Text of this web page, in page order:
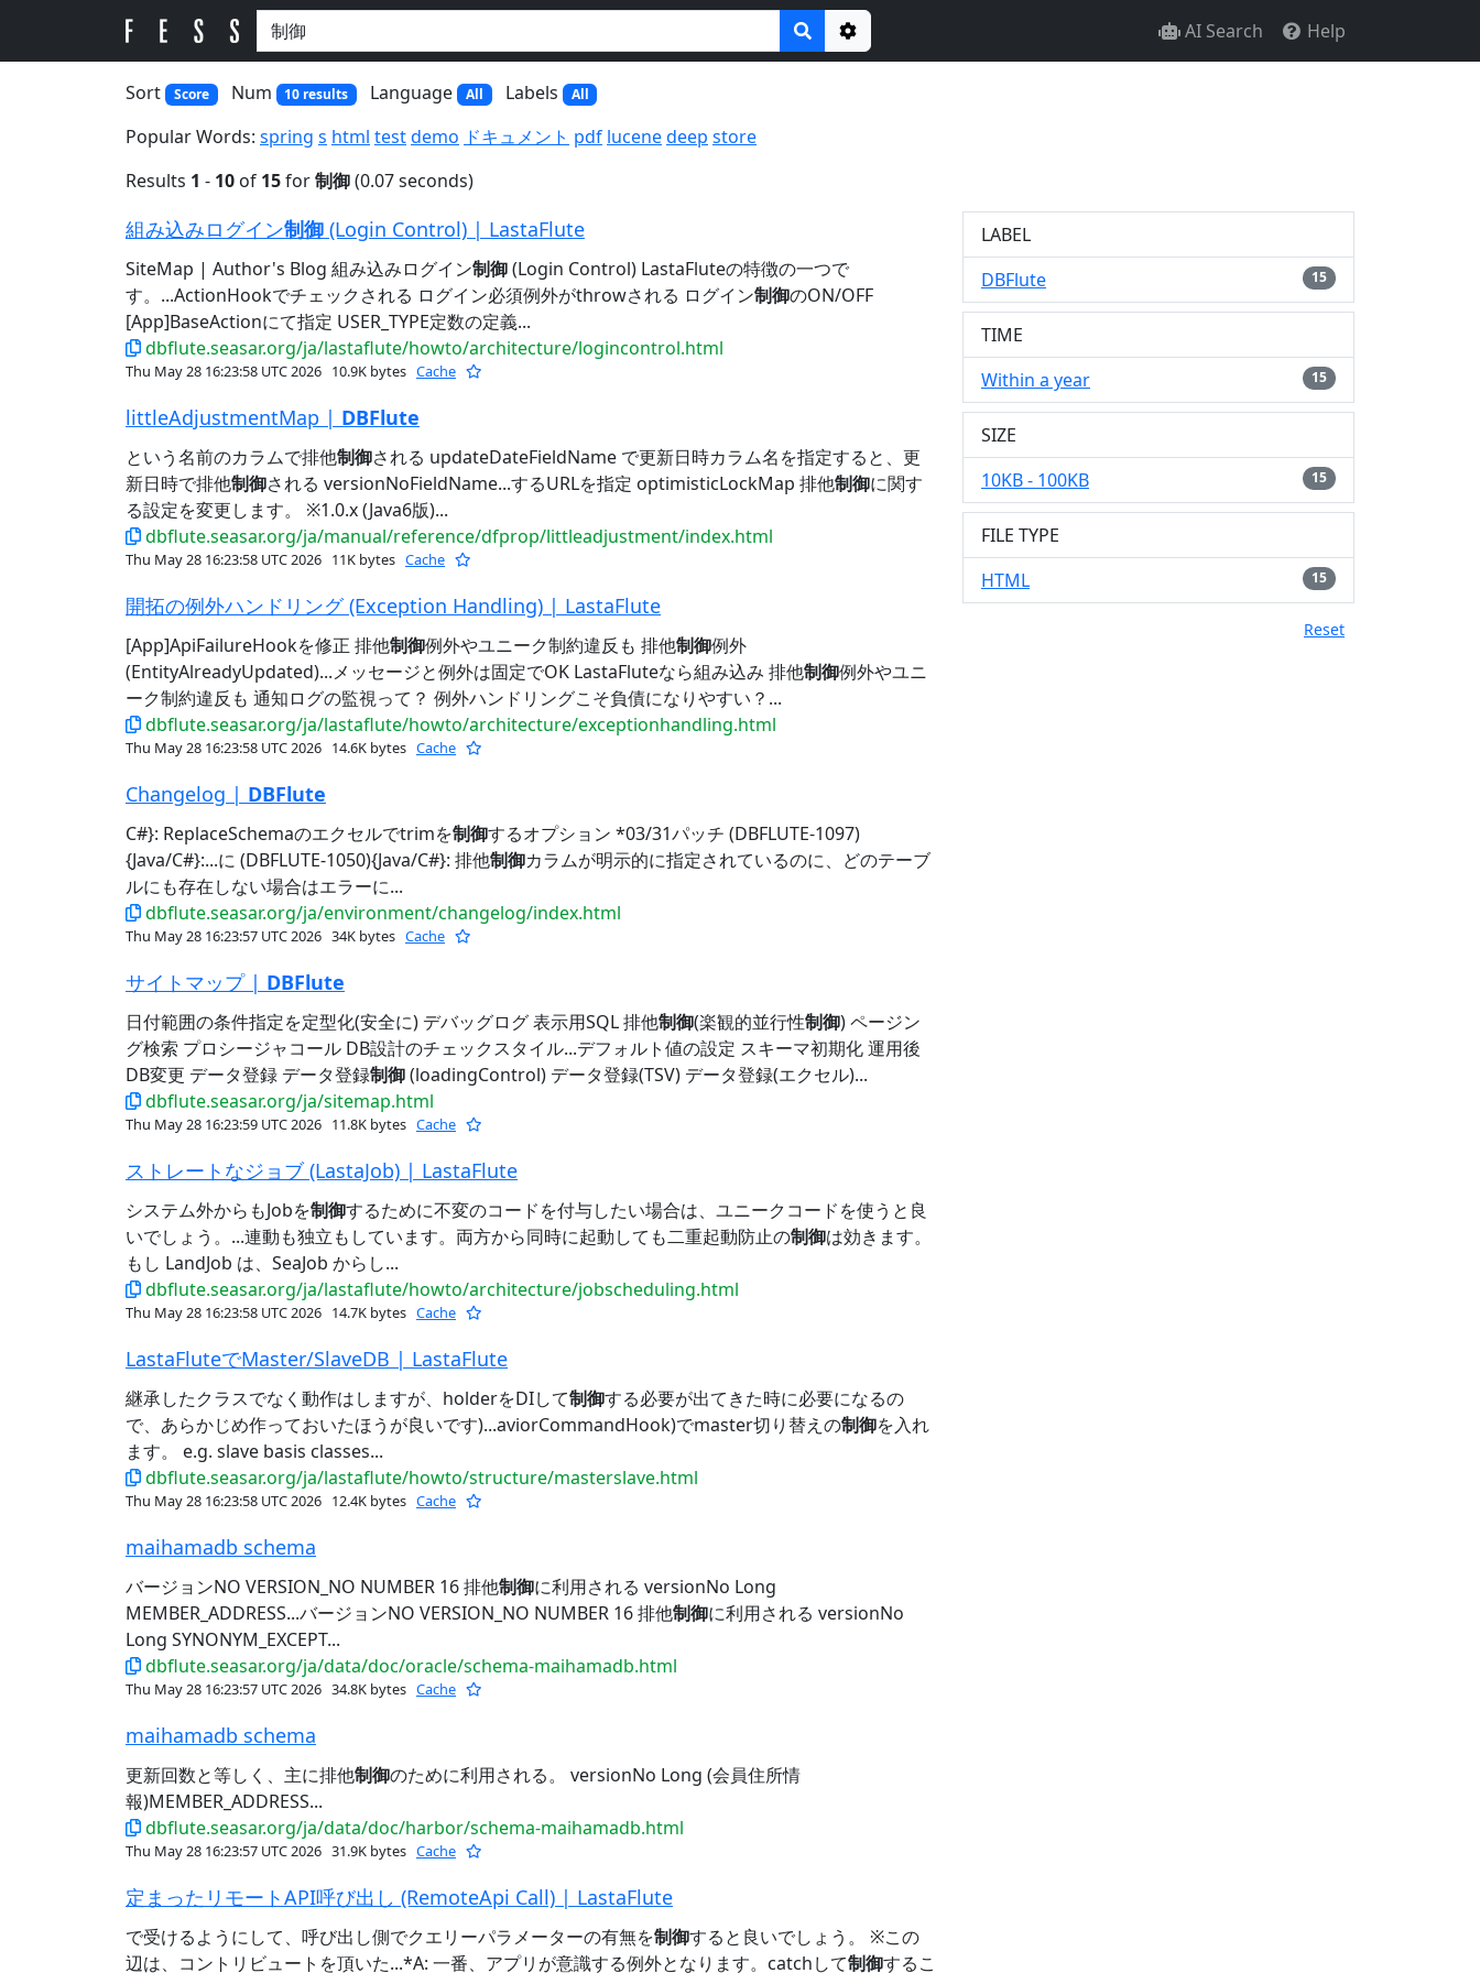
Options
AI Search Help
Sort Score Num 10 results Language All Labels All
Popular Words: spring s html testdemo ドキュメント pdf lucenedeep store
Results 1 - 10 of 15for制御(0.07 seconds)
組み込みログイン制御 (Login Control) | LastaFlute
SiteMap | Author's Blog 組み込みログイン制御(Login Control) LastaFluteの特徴の一つで
す。...ActionHookでチェックされる ログイン必須例外がthrowされる ログイン制御のON/OFF
[App]BaseActionにて指定 USER_TYPE定数の定義...
dbflute.seasar.org/ja/lastaflute/howto/architecture/logincontrol.html
Thu May 28 16:23:58 UTC 2026 10.9K bytes Cache
littleAdjustmentMap | DBFlute
という名前のカラムで排他制御される updateDateFieldName で更新日時カラム名を指定すると、更
新日時で排他制御される versionNoFieldName...するURLを指定 optimisticLockMap 排他制御に関す
る設定を変更します。 ※1.0.x (Java6版)...
dbflute.seasar.org/ja/manual/reference/dfprop/littleadjustment/index.html
Thu May 28 16:23:58 UTC 2026 11K bytes Cache
開拓の例外ハンドリング (Exception Handling) | LastaFlute
[App]ApiFailureHookを修正 排他制御例外やユニーク制約違反も 排他制御例外
(EntityAlreadyUpdated)...メッセージと例外は固定でOK LastaFluteなら組み込み 排他制御例外やユニ
ーク制約違反も 通知ログの監視って？ 例外ハンドリングこそ負債になりやすい？...
dbflute.seasar.org/ja/lastaflute/howto/architecture/exceptionhandling.html
Thu May 28 16:23:58 UTC 2026 14.6K bytes Cache
Changelog | DBFlute
C#}: ReplaceSchemaのエクセルでtrimを制御するオプション *03/31パッチ (DBFLUTE-1097)
{Java/C#}:...に (DBFLUTE-1050){Java/C#}: 排他制御カラムが明示的に指定されているのに、どのテーブ
ルにも存在しない場合はエラーに...
dbflute.seasar.org/ja/environment/changelog/index.html
Thu May 28 16:23:57 UTC 2026 34K bytes Cache
サイトマップ | DBFlute
日付範囲の条件指定を定型化(安全に) デバッグログ 表示用SQL 排他制御(楽観的並行性制御) ページン
グ検索 プロシージャコール DB設計のチェックスタイル...デフォルト値の設定 スキーマ初期化 運用後
DB変更 データ登録 データ登録制御(loadingControl) データ登録(TSV) データ登録(エクセル)...
dbflute.seasar.org/ja/sitemap.html
Thu May 28 16:23:59 UTC 2026 11.8K bytes Cache
ストレートなジョブ (LastaJob) | LastaFlute
システム外からもJobを制御するために不変のコードを付与したい場合は、ユニークコードを使うと良
いでしょう。...連動も独立もしています。両方から同時に起動しても二重起動防止の制御は効きます。
もし LandJob は、SeaJob からし...
dbflute.seasar.org/ja/lastaflute/howto/architecture/jobscheduling.html
Thu May 28 16:23:58 UTC 2026 14.7K bytes Cache
LastaFluteでMaster/SlaveDB | LastaFlute
継承したクラスでなく動作はしますが、holderをDIして制御する必要が出てきた時に必要になるの
で、あらかじめ作っておいたほうが良いです)...aviorCommandHook)でmaster切り替えの制御を入れ
ます。 e.g. slave basis classes...
dbflute.seasar.org/ja/lastaflute/howto/structure/masterslave.html
Thu May 28 16:23:58 UTC 2026 12.4K bytes Cache
maihamadb schema
バージョンNO VERSION_NO NUMBER 16 排他制御に利用される versionNo Long
MEMBER_ADDRESS...バージョンNO VERSION_NO NUMBER 16 排他制御に利用される versionNo
Long SYNONYM_EXCEPT...
dbflute.seasar.org/ja/data/doc/oracle/schema-maihamadb.html
Thu May 28 16:23:57 UTC 2026 34.8K bytes Cache
maihamadb schema
更新回数と等しく、主に排他制御のために利用される。 versionNo Long (会員住所情
報)MEMBER_ADDRESS...
dbflute.seasar.org/ja/data/doc/harbor/schema-maihamadb.html
Thu May 28 16:23:57 UTC 2026 31.9K bytes Cache
定まったリモートAPI呼び出し (RemoteApi Call) | LastaFlute
で受けるようにして、呼び出し側でクエリーパラメーターの有無を制御すると良いでしょう。 ※この
辺は、コントリビュートを頂いた...*A: 一番、アプリが意識する例外となります。catchして制御するこ
LABEL
DBFlute
15
TIME
Within a year
15
SIZE
10KB - 100KB
15
FILE TYPE
HTML
15
Reset